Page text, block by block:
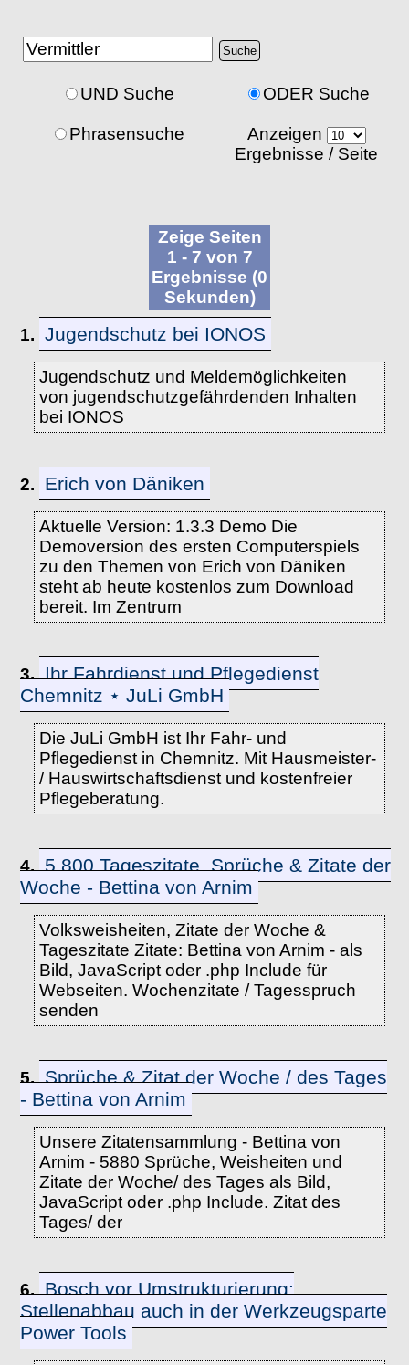
UND Suche
Phrasensuche
ODER Suche
Anzeigen
Ergebnisse / Seite
Zeige Seiten
1 - 7 von 7
Ergebnisse (0
Sekunden)
1. Jugendschutz bei IONOS
Jugendschutz und Meldemöglichkeiten
von jugendschutzgefährdenden Inhalten
bei IONOS
2. Erich von Däniken
Aktuelle Version: 1.3.3 Demo Die
Demoversion des ersten Computerspiels
zu den Themen von Erich von Däniken
steht ab heute kostenlos zum Download
bereit. Im Zentrum
3. Ihr Fahrdienst und Pflegedienst
Chemnitz ⋆ JuLi GmbH
Die JuLi GmbH ist Ihr Fahr- und
Pflegedienst in Chemnitz. Mit Hausmeister-
/ Hauswirtschaftsdienst und kostenfreier
Pflegeberatung.
4. 5.800 Tageszitate, Sprüche & Zitate der
Woche - Bettina von Arnim
Volksweisheiten, Zitate der Woche &
Tageszitate Zitate: Bettina von Arnim - als
Bild, JavaScript oder .php Include für
Webseiten. Wochenzitate / Tagesspruch
senden
5. Sprüche & Zitat der Woche / des Tages
- Bettina von Arnim
Unsere Zitatensammlung - Bettina von
Arnim - 5880 Sprüche, Weisheiten und
Zitate der Woche/ des Tages als Bild,
JavaScript oder .php Include. Zitat des
Tages/ der
6. Bosch vor Umstrukturierung:
Stellenabbau auch in der Werkzeugsparte
Power Tools